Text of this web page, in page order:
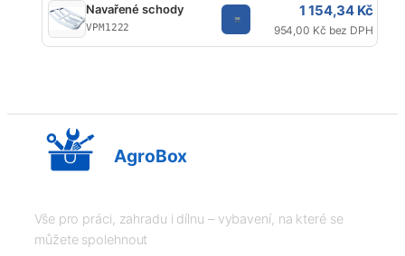
Navařené schody
VPM1222
1 154,34 Kč
954,00 Kč bez DPH
AgroBox
Vše pro práci, zahradu i dílnu – vybavení, na které se
můžete spolehnout